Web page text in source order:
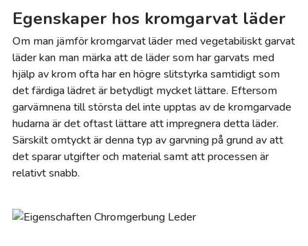
Egenskaper hos kromgarvat läder
Om man jämför kromgarvat läder med vegetabiliskt garvat
läder kan man märka att de läder som har garvats med
hjälp av krom ofta har en högre slitstyrka samtidigt som
det färdiga lädret är betydligt mycket lättare. Eftersom
garvämnena till största del inte upptas av de kromgarvade
hudarna är det oftast lättare att impregnera detta läder.
Särskilt omtyckt är denna typ av garvning på grund av att
det sparar utgifter och material samt att processen är
relativt snabb.